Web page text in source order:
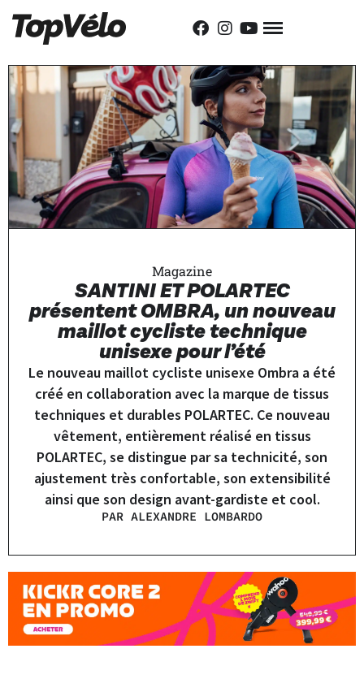
Magazine
SANTINI ET POLARTEC
présentent OMBRA, un nouveau
maillot cycliste technique
unisexe pour l’été
Le nouveau maillot cycliste unisexe Ombra a été
créé en collaboration avec la marque de tissus
techniques et durables POLARTEC. Ce nouveau
vêtement, entièrement réalisé en tissus
POLARTEC, se distingue par sa technicité, son
ajustement très confortable, son extensibilité
ainsi que son design avant-gardiste et cool.
PAR ALEXANDRE LOMBARDO